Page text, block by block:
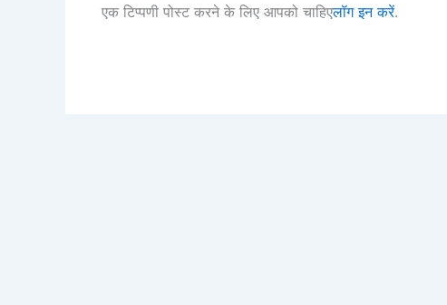
एक टिप्पणी पोस्ट करने के लिए आपको चाहिएलॉग इन करें.